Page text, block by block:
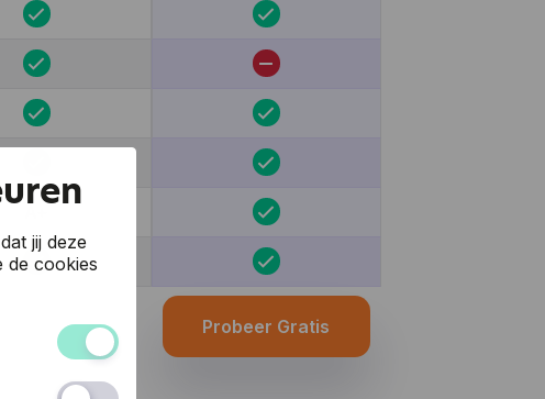
Probeer Gratis
jij deze
de cookies
van de